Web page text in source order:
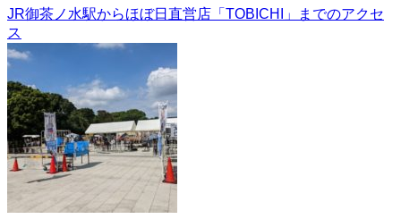
JR御茶ノ水駅からほぼ日直営店「TOBICHI」までのアクセ
ス